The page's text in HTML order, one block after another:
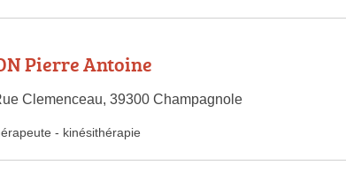
Pierre Antoine
Clemenceau, 39300 Champagnole
- kinésithérapie